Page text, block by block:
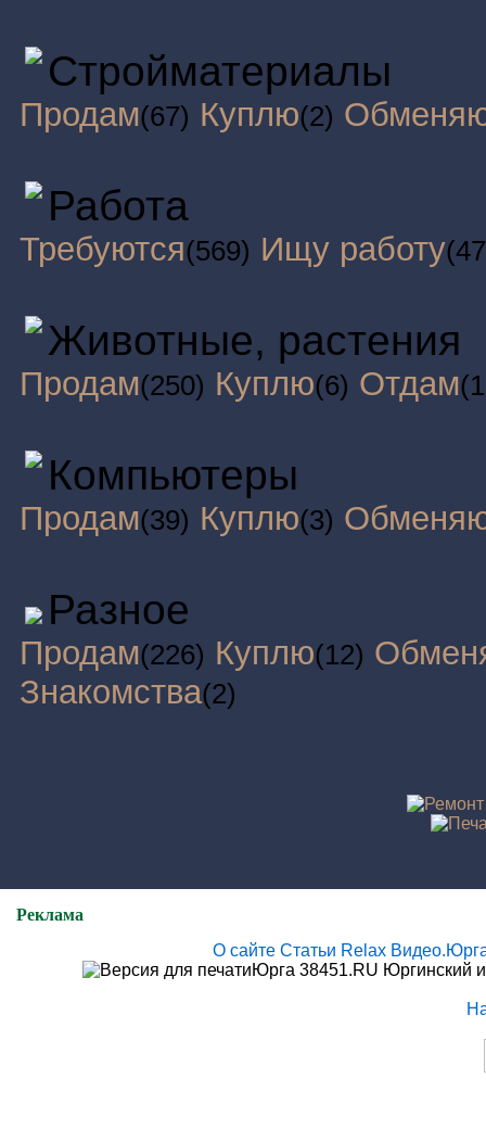
Стройматериалы
Продам(67) Куплю(2)
Работа
Требуются(569) Ищу работу
Животные, растения
Продам(250) Куплю(6) Отдам
Компьютеры
Продам(39) Куплю(3)
Разное
Продам(226) Куплю(12)
Знакомства(2)
Реклама
О сайте Статьи Relax
Юрга 38451.RU Юргинский